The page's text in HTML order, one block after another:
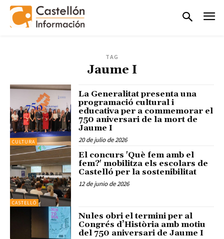
TAG
Jaume I
CULTURA
La Generalitat presenta una
programació cultural i
educativa per a commemorar el
750 aniversari de la mort de
Jaume I
20 de julio de 2026
CASTELLÓ
El concurs 'Què fem amb el
fem?' mobilitza els escolars de
Castelló per la sostenibilitat
12 de junio de 2026
Nules obri el termini per al
Congrés d’Història amb motiu
del 750 aniversari de Jaume I